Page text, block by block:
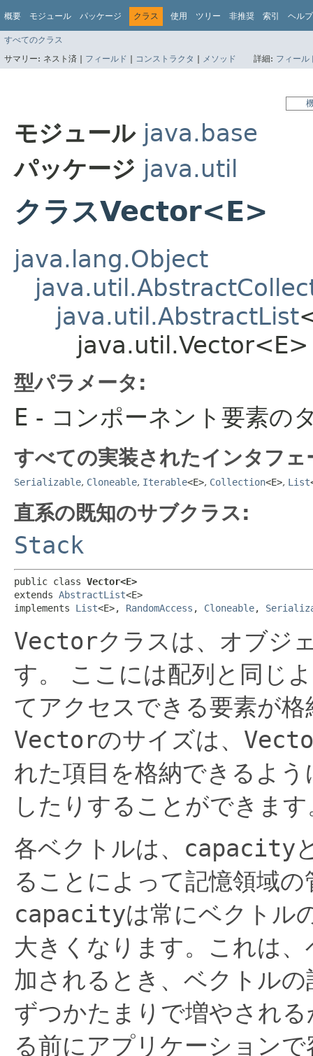
概要 モジュール パッケージ クラス 使用 ツリー 非推奨 索引 ヘルプ
すべてのクラス
サマリー: ネスト済 | フィールド | コンストラクタ | メソッド 詳細: フィール
モジュール java.base
パッケージ java.util
クラスVector<E>
java.lang.Object
java.util.AbstractList
java.util.Vector<E>
型パラメータ:
E - コンポーネント要素の
すべての実装されたインタフ
Serializable, Cloneable, Iterable<E>, Collection<E>, List
直系の既知のサブクラス:
Stack
public class Vector<E>
extends AbstractList<E>
implements List<E>, RandomAccess , Cloneable,
Vectorクラスは、オブジ
す。
ここには配列と同じ
てアクセスできる要素が
Vectorのサイズは、
れた項目を格納できるよ
したりすることができます
各ベクトルは、 capacity
ることによって記憶領域
capacityは常にベクトル
大きくなります。これは
加されるとき、ベクトルの
ずつかたまりで増やされ
る前にアプリケーション